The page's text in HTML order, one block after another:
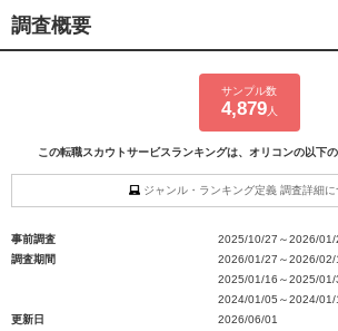
調査概要
サンプル数
4,879人
この転職スカウトサービスランキングは、オリコンの以下
ジャンル・ランキング定義 調査詳細に
事前調査
2025/10/27～2026/01/
調査期間
2026/01/27～2026/02/
2025/01/16～2025/01/
2024/01/05～2024/01/
更新日
2026/06/01